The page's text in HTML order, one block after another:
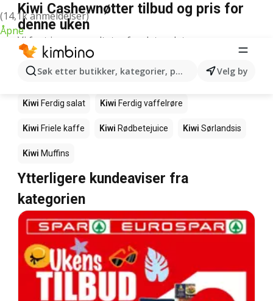
(14,1k anmeldelser)
Åpne
Søk etter butikker, kategorier, produkter...Velg by
Kiwi Cashewnøtter tilbud og pris for
denne uken
Vi fant ingen resultater for det ordet.
Andre produkter i butikkene Kiwi
Kiwi Makrell i tomat
Kiwi Ferdig salat Kiwi Ferdig vaffelrøre
Kiwi Friele kaffe Kiwi Rødbetejuice Kiwi Sørlandsis
Kiwi Muffins
Ytterligere kundeaviser fra
kategorien